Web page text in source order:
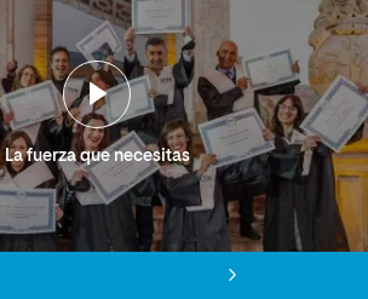
La fuerza que necesitas